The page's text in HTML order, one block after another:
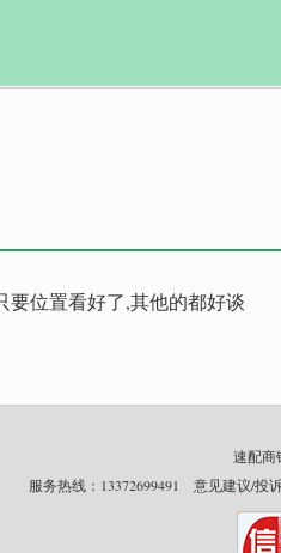
要位置看好了,其他的都好谈
速配商
服务热线：13372699491 意见建议/投